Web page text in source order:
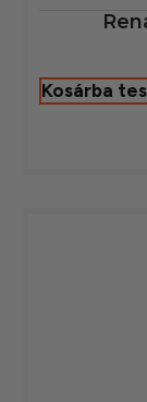
Kosárba